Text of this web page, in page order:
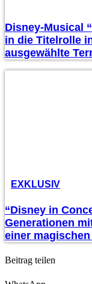
Disney-Musical
in die Titelrolle
ausgewählte
EXKLUSIV
“Disney in
Generationen
einer
Beitrag teilen